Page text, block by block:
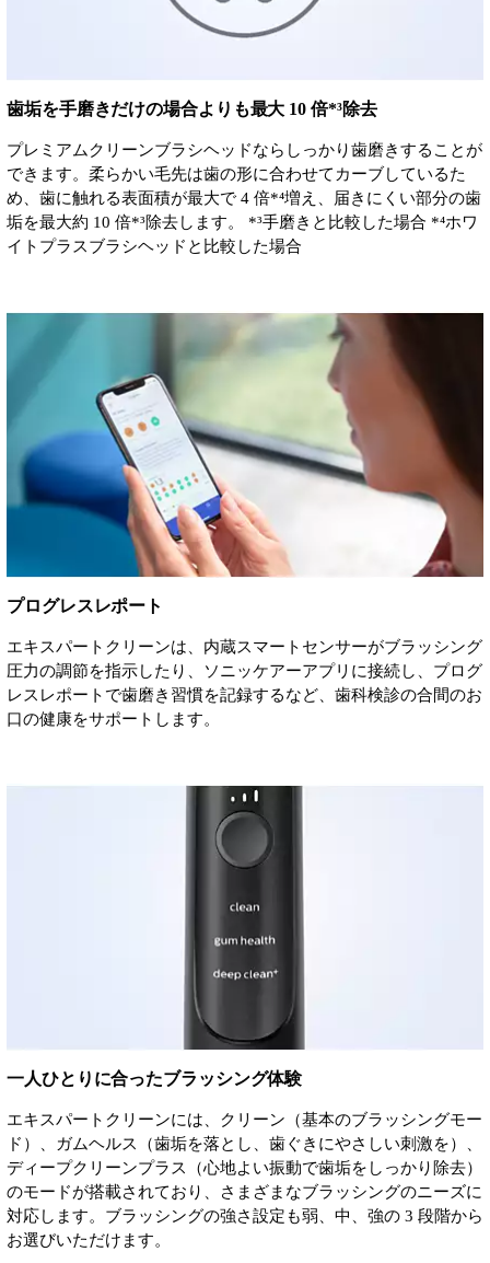
歯垢を手磨きだけの場合よりも最大 10 倍*³除去
プレミアムクリーンブラシヘッドならしっかり歯磨きすることが
できます。柔らかい毛先は歯の形に合わせてカーブしているた
め、歯に触れる表面積が最大で 4 倍*⁴増え、届きにくい部分の歯
垢を最大約 10 倍*³除去します。 *³手磨きと比較した場合 *⁴ホワ
イトプラスブラシヘッドと比較した場合
プログレスレポート
エキスパートクリーンは、内蔵スマートセンサーがブラッシング
圧力の調節を指示したり、ソニッケアーアプリに接続し、プログ
レスレポートで歯磨き習慣を記録するなど、歯科検診の合間のお
口の健康をサポートします。
一人ひとりに合ったブラッシング体験
エキスパートクリーンには、クリーン（基本のブラッシングモー
ド）、ガムヘルス（歯垢を落とし、歯ぐきにやさしい刺激を）、
ディープクリーンプラス（心地よい振動で歯垢をしっかり除去）
のモードが搭載されており、さまざまなブラッシングのニーズに
対応します。ブラッシングの強さ設定も弱、中、強の 3 段階から
お選びいただけます。